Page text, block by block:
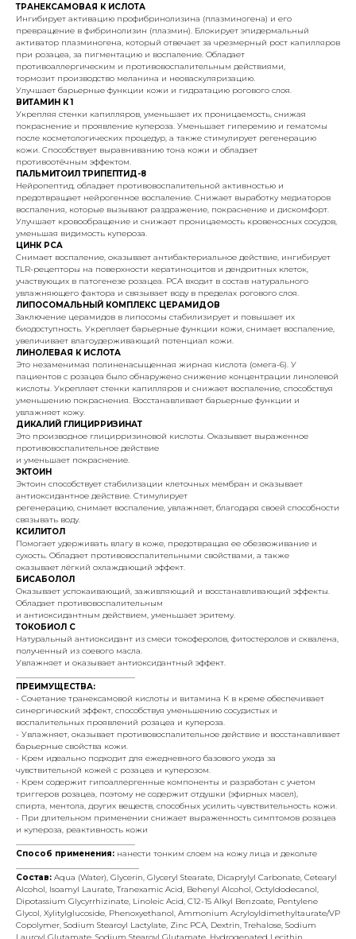
ТРАНЕКСАМОВАЯ К ИСЛОТА
Ингибирует активацию профибринолизина (плазминогена) и его
превращение в фибринолизин (плазмин). Блокирует эпидермальный
активатор плазминогена, который отвечает за чрезмерный рост капилляров
при розацеа, за пигментацию и воспаление. Обладает
противоаллергическим и противовоспалительным действиями,
тормозит производство меланина и неоваскуляризацию.
Улучшает барьерные функции кожи и гидратацию рогового слоя.
ВИТАМИН К 1
Укрепляя стенки капилляров, уменьшает их проницаемость, снижая
покраснение и проявление купероза. Уменьшает гиперемию и гематомы
после косметологических процедур, а также стимулирует регенерацию
кожи. Способствует выравниванию тона кожи и обладает
противоотёчным эффектом.
ПАЛЬМИТОИЛ ТРИПЕПТИД-8
Нейропептид, обладает противовоспалительной активностью и
предотвращает нейрогенное воспаление. Снижает выработку медиаторов
воспаления, которые вызывают раздражение, покраснение и дискомфорт.
Улучшает кровообращение и снижает проницаемость кровеносных сосудов,
уменьшая видимость купероза.
ЦИНК PCA
Снимает воспаление, оказывает антибактериальное действие, ингибирует
TLR-рецепторы на поверхности кератиноцитов и дендритных клеток,
участвующих в патогенезе розацеа. PCA входит в состав натурального
увлажняющего фактора и связывает воду в пределах рогового слоя.
ЛИПОСОМАЛЬНЫЙ КОМПЛЕКС ЦЕРАМИДОВ
Заключение церамидов в липосомы стабилизирует и повышает их
биодоступность. Укрепляет барьерные функции кожи, снимает воспаление,
увеличивает влагоудерживающий потенциал кожи.
ЛИНОЛЕВАЯ К ИСЛОТА
Это незаменимая полиненасыщенная жирная кислота (омега-6). У
пациентов с розацеа было обнаружено снижение концентрации линолевой
кислоты. Укрепляет стенки капилляров и снижает воспаление, способствуя
уменьшению покраснения. Восстанавливает барьерные функции и
увлажняет кожу.
ДИКАЛИЙ ГЛИЦИРРИЗИНАТ
Это производное глицирризиновой кислоты. Оказывает выраженное
противовоспалительное действие
и уменьшает покраснение.
ЭКТОИН
Эктоин способствует стабилизации клеточных мембран и оказывает
антиоксидантное действие. Стимулирует
регенерацию, снимает воспаление, увлажняет, благодаря своей способности
связывать воду.
КСИЛИТОЛ
Помогает удерживать влагу в коже, предотвращая ее обезвоживание и
сухость. Обладает противовоспалительными свойствами, а также
оказывает лёгкий охлаждающий эффект.
БИСАБОЛОЛ
Оказывает успокаивающий, заживляющий и восстанавливающий эффекты.
Обладает противовоспалительным
и антиоксидантным действием, уменьшает эритему.
ТОКОБИОЛ C
Натуральный антиоксидант из смеси токоферолов, фитостеролов и сквалена,
полученный из соевого масла.
Увлажняет и оказывает антиоксидантный эффект.
ПРЕИМУЩЕСТВА:
- Сочетание транексамовой кислоты и витамина К в креме обеспечивает
синергический эффект, способствуя уменьшению сосудистых и
воспалительных проявлений розацеа и купероза.
- Увлажняет, оказывает противовоспалительное действие и восстанавливает
барьерные свойства кожи.
- Крем идеально подходит для ежедневного базового ухода за
чувствительной кожей с розацеа и куперозом.
- Крем содержит гипоаллергенные компоненты и разработан с учетом
триггеров розацеа, поэтому не содержит отдушки (эфирных масел),
спирта, ментола, других веществ, способных усилить чувствительность кожи.
- При длительном применении снижает выраженность симптомов розацеа
и купероза, реактивность кожи
Способ применения: нанести тонким слоем на кожу лица и декольте
Состав: Aqua (Water), Glycerin, Glyceryl Stearate, Dicaprylyl Carbonate, Cetearyl
Alcohol, Isoamyl Laurate, Tranexamic Acid, Behenyl Alcohol, Octyldodecanol,
Dipotassium Glycyrrhizinate, Linoleic Acid, C12-15 Alkyl Benzoate, Pentylene
Glycol, Xylitylglucoside, Phenoxyethanol, Ammonium Acryloyldimethyltaurate/VP
Copolymer, Sodium Stearoyl Lactylate, Zinc PCA, Dextrin, Trehalose, Sodium